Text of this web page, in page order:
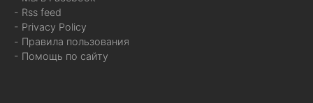
- Rss feed
- Privacy Policy
- Правила пользования
- Помощь по сайту